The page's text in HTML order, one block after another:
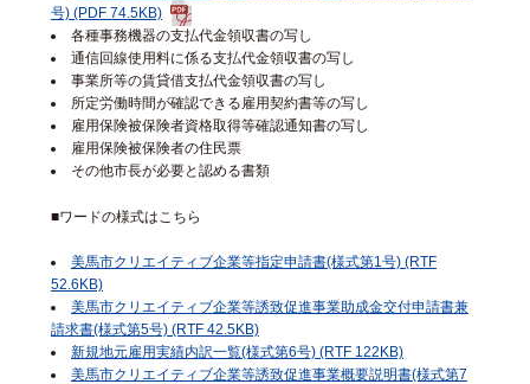
号) (PDF 74.5KB)
各種事務機器の支払代金領収書の写し
通信回線使用料に係る支払代金領収書の写し
事業所等の賃貸借支払代金領収書の写し
所定労働時間が確認できる雇用契約書等の写し
雇用保険被保険者資格取得等確認通知書の写し
雇用保険被保険者の住民票
その他市長が必要と認める書類
■ワードの様式はこちら
美馬市クリエイティブ企業等指定申請書(様式第1号) (RTF
52.6KB)
美馬市クリエイティブ企業等誘致促進事業助成金交付申請書兼
請求書(様式第5号) (RTF 42.5KB)
新規地元雇用実績内訳一覧(様式第6号) (RTF 122KB)
美馬市クリエイティブ企業等誘致促進事業概要説明書(様式第7